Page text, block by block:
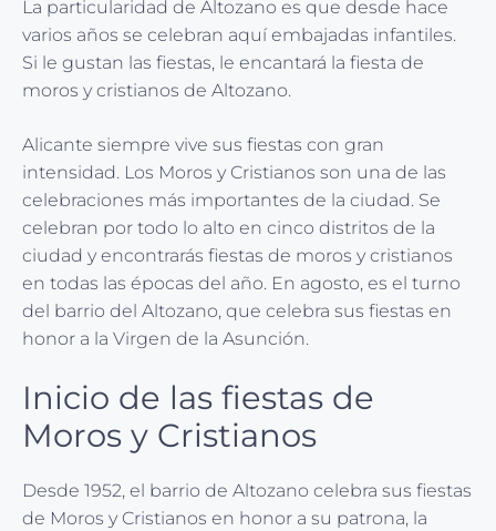
La particularidad de Altozano es que desde hace
varios años se celebran aquí embajadas infantiles.
Si le gustan las fiestas, le encantará la fiesta de
moros y cristianos de Altozano.
Alicante siempre vive sus fiestas con gran
intensidad. Los Moros y Cristianos son una de las
celebraciones más importantes de la ciudad. Se
celebran por todo lo alto en cinco distritos de la
ciudad y encontrarás fiestas de moros y cristianos
en todas las épocas del año. En agosto, es el turno
del barrio del Altozano, que celebra sus fiestas en
honor a la Virgen de la Asunción.
Inicio de las fiestas de
Moros y Cristianos
Desde 1952, el barrio de Altozano celebra sus fiestas
de Moros y Cristianos en honor a su patrona, la